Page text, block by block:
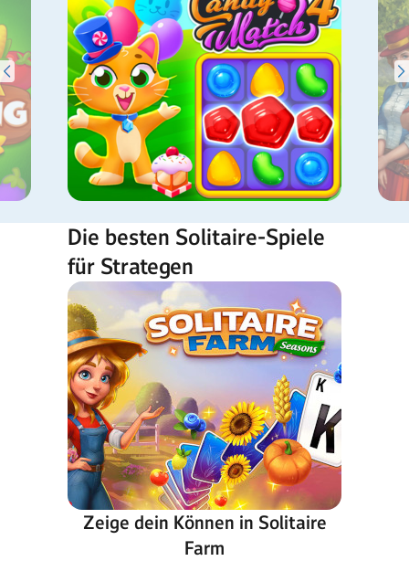
Die besten Solitaire-Spiele
für Strategen
Zeige dein Können in Solitaire
Farm